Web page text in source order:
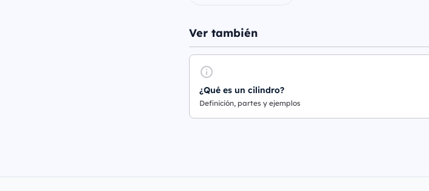
Ver también
¿Qué es un cilindro?
Definición, partes y ejemplos